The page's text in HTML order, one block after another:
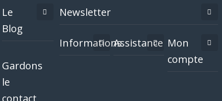
Le
Blog
Gardons
le
contact
Newsletter
InformationsAssistance Mon
compte